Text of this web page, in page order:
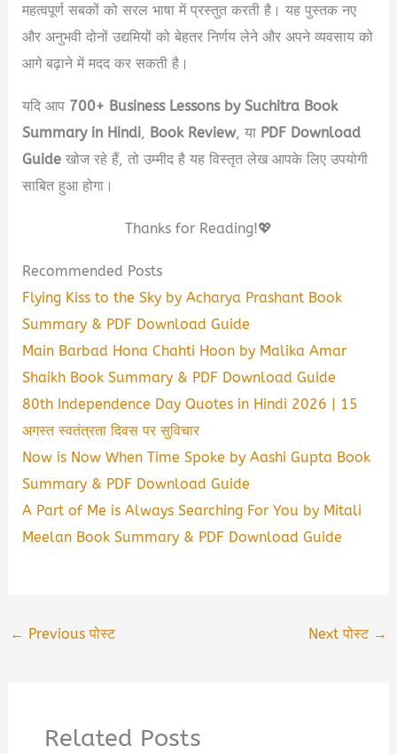
महत्वपूर्ण सबकों को सरल भाषा में प्रस्तुत करती है। यह पुस्तक नए
और अनुभवी दोनों उद्यमियों को बेहतर निर्णय लेने और अपने व्यवसाय को
आगे बढ़ाने में मदद कर सकती है।
यदि आप 700+ Business Lessons by Suchitra Book
Summary in Hindi, Book Review, या PDF Download
Guide खोज रहे हैं, तो उम्मीद है यह विस्तृत लेख आपके लिए उपयोगी
साबित हुआ होगा।
Thanks for Reading!💖
Recommended Posts
Flying Kiss to the Sky by Acharya Prashant Book
Summary & PDF Download Guide
Main Barbad Hona Chahti Hoon by Malika Amar
Shaikh Book Summary & PDF Download Guide
80th Independence Day Quotes in Hindi 2026 | 15
अगस्त स्वतंत्रता दिवस पर सुविचार
Now is Now When Time Spoke by Aashi Gupta Book
Summary & PDF Download Guide
A Part of Me is Always Searching For You by Mitali
Meelan Book Summary & PDF Download Guide
← Previous पोस्ट Next पोस्ट →
Related Posts